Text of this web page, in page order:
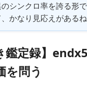
シンクロ率を誇る形
かなり見応えがあるね
鑑定録】
を問う